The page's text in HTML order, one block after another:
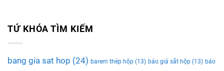
TỨ KHÓA TÌM KIẾM
bang gia sat hop (24) barem thép hộp (13) báo giá sắt hộp (13) báo